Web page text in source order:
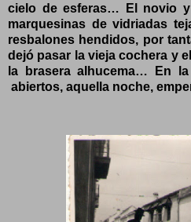
cielo de esferas… El novio
marquesinas de vidriadas
resbalones hendidos, por
dejó pasar la vieja cochera y
la brasera alhucema… En
abiertos, aquella noche,